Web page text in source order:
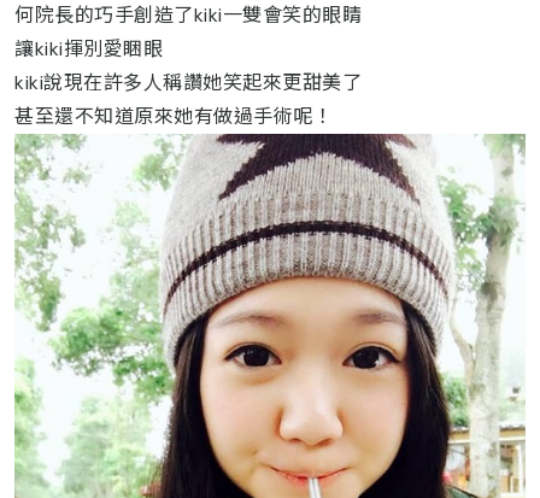
何院長的巧手創造了kiki一雙會笑的眼睛
讓kiki揮別愛睏眼
kiki說現在許多人稱讚她笑起來更甜美了
甚至還不知道原來她有做過手術呢！